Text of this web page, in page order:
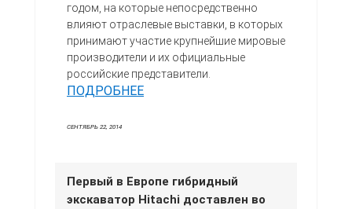
годом, на которые непосредственно
влияют отраслевые выставки, в которых
принимают участие крупнейшие мировые
производители и их официальные
российские представители.
ПОДРОБНЕЕ
СЕНТЯБРЬ 22, 2014
Первый в Европе гибридный
экскаватор Hitachi доставлен во